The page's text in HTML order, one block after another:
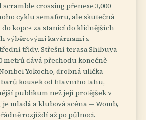
crossing přenese 3,000
cyklu semaforu, ale skutečná
do kopce za stanicí do klidnějších
výběrovými kavárnami a
třídy. Střešní terasa Shibuya
metrů dává přechodu konečně
Yokocho, drobná ulička
kousek od hlavního tahu,
publikum než její protějšek v
mladá a klubová scéna — Womb,
rozjíždí až po půlnoci.